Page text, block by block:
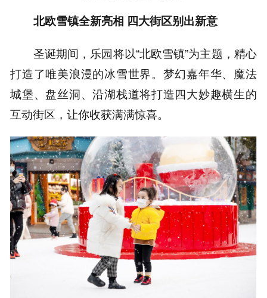
北欧雪镇全新亮相 四大街区别出新意
圣诞期间，乐园将以“北欧雪镇”为主题，精心
打造了唯美浪漫的冰雪世界。梦幻嘉年华、魔法
城堡、盘丝洞、沿湖栈道将打造四大妙趣横生的
互动街区，让你收获满满惊喜。